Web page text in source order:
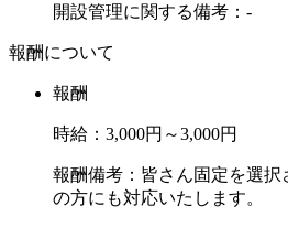
します。
3. 一カ所を一回しか治療しないつも
様の虫歯が再発した場合、また自
ます。患者様が戻ってきてくれる
開設管理に関する備考：-
報酬について
報酬
時給：3,000円～3,000円
報酬備考：皆さん固定を選
の方にも対応いたします。